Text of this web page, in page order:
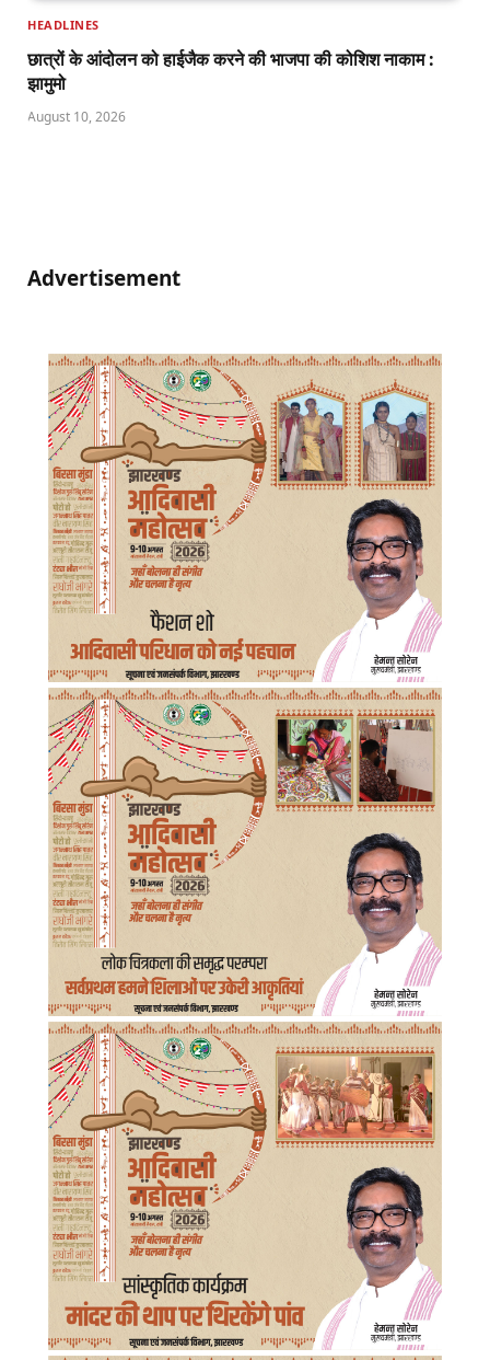
HEADLINES
छात्रों के आंदोलन को हाईजैक करने की भाजपा की कोशिश नाकाम :
झामुमो
August 10, 2026
Advertisement